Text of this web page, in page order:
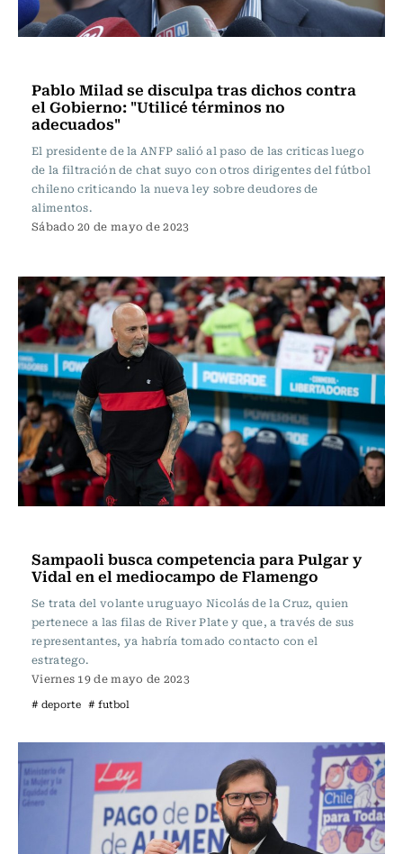
Pablo Milad se disculpa tras dichos contra
el Gobierno: "Utilicé términos no
adecuados"
El presidente de la ANFP salió al paso de las criticas luego
de la filtración de chat suyo con otros dirigentes del fútbol
chileno criticando la nueva ley sobre deudores de
alimentos.
Sábado 20 de mayo de 2023
Sampaoli busca competencia para Pulgar y
Vidal en el mediocampo de Flamengo
Se trata del volante uruguayo Nicolás de la Cruz, quien
pertenece a las filas de River Plate y que, a través de sus
representantes, ya habría tomado contacto con el
estratego.
Viernes 19 de mayo de 2023
# deporte # futbol